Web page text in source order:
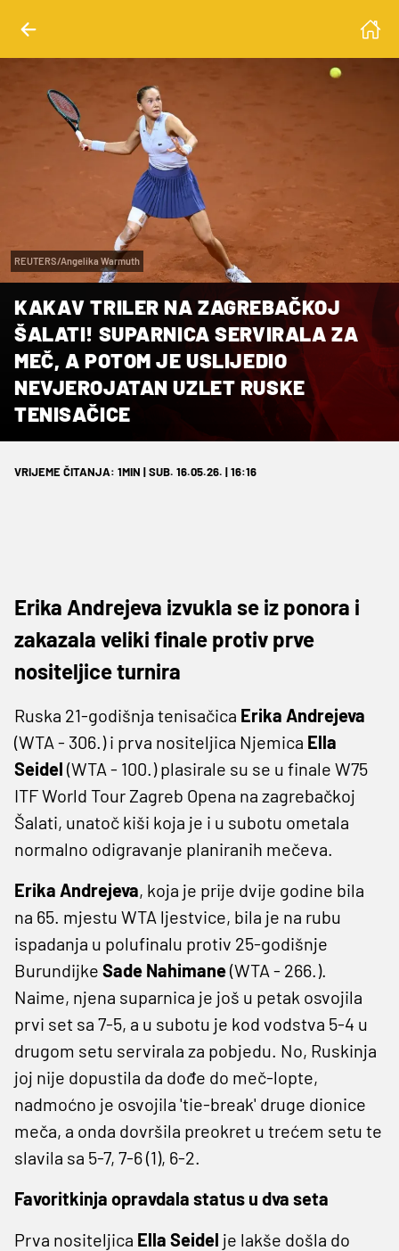
REUTERS/Angelika Warmuth
KAKAV TRILER NA ZAGREBAČKOJ
ŠALATI! SUPARNICA SERVIRALA ZA
MEČ, A POTOM JE USLIJEDIO
NEVJEROJATAN UZLET RUSKE
TENISAČICE
VRIJEME ČITANJA: 1MIN | SUB. 16.05.26. | 16:16
Erika Andrejeva izvukla se iz ponora i
zakazala veliki finale protiv prve
nositeljice turnira
Ruska 21-godišnja tenisačica Erika Andrejeva
(WTA - 306.) i prva nositeljica Njemica Ella
Seidel (WTA - 100.) plasirale su se u finale W75
ITF World Tour Zagreb Opena na zagrebačkoj
Šalati, unatoč kiši koja je i u subotu ometala
normalno odigravanje planiranih mečeva.
Erika Andrejeva, koja je prije dvije godine bila
na 65. mjestu WTA ljestvice, bila je na rubu
ispadanja u polufinalu protiv 25-godišnje
Burundijke Sade Nahimane(WTA - 266.).
Naime, njena suparnica je još u petak osvojila
prvi set sa 7-5, a u subotu je kod vodstva 5-4 u
drugom setu servirala za pobjedu. No, Ruskinja
joj nije dopustila da dođe do meč-lopte,
nadmoćno je osvojila 'tie-break' druge dionice
meča, a onda dovršila preokret u trećem setu te
slavila sa 5-7, 7-6 (1), 6-2.
Favoritkinja opravdala status u dva seta
Prva nositeljica Ella Seidel je lakše došla do